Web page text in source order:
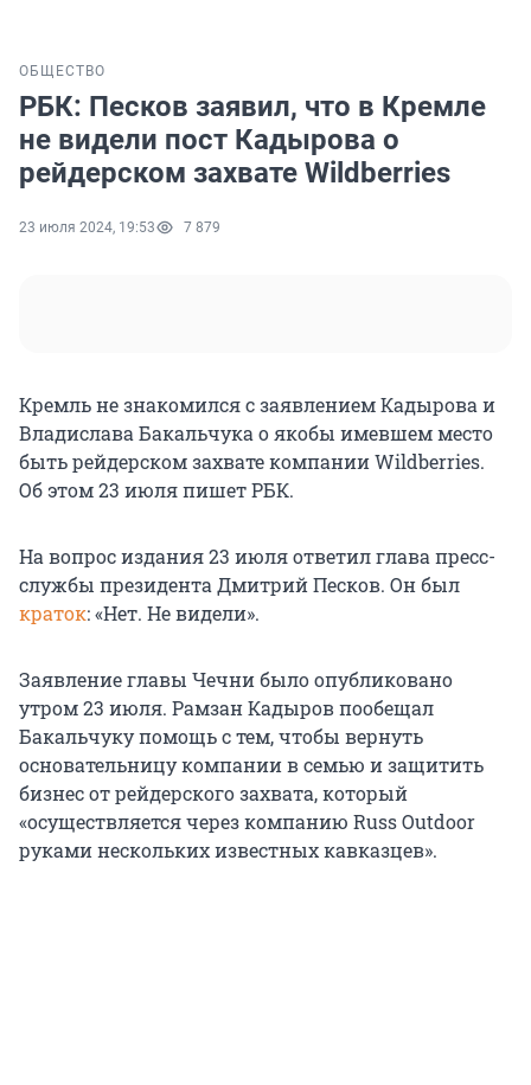
ОБЩЕСТВО
РБК: Песков заявил, что в Кремле
не видели пост Кадырова о
рейдерском захвате Wildberries
23 июля 2024, 19:53 7 879
Кремль не знакомился с заявлением Кадырова и
Владислава Бакальчука о якобы имевшем место
быть рейдерском захвате компании Wildberries.
Об этом 23 июля пишет РБК.
На вопрос издания 23 июля ответил глава пресс-
службы президента Дмитрий Песков. Он был
краток: «Нет. Не видели».
Заявление главы Чечни было опубликовано
утром 23 июля. Рамзан Кадыров пообещал
Бакальчуку помощь с тем, чтобы вернуть
основательницу компании в семью и защитить
бизнес от рейдерского захвата, который
«осуществляется через компанию Russ Outdoor
руками нескольких известных кавказцев».